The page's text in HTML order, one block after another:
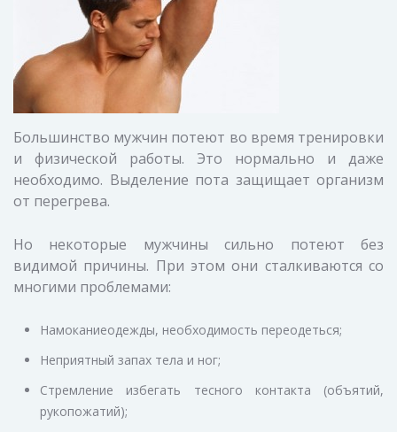
Большинство мужчин потеют во время тренировки
и физической работы. Это нормально и даже
необходимо. Выделение пота защищает организм
от перегрева.
Но некоторые мужчины сильно потеют без
видимой причины. При этом они сталкиваются со
многими проблемами:
Намоканиеодежды, необходимость переодеться;
Неприятный запах тела и ног;
Стремление избегать тесного контакта (объятий,
рукопожатий);